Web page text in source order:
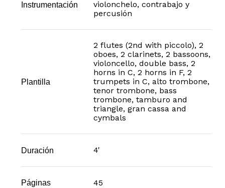
Instrumentación
violonchelo, contrabajo y
percusión
Plantilla
2 flutes (2nd with piccolo), 2
oboes, 2 clarinets, 2 bassoons,
violoncello, double bass, 2
horns in C, 2 horns in F, 2
trumpets in C, alto trombone,
tenor trombone, bass
trombone, tamburo and
triangle, gran cassa and
cymbals
Duración 4'
Páginas 45